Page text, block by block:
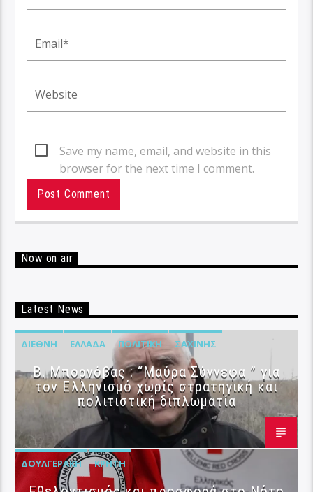
Save my name, email, and website in this
browser for the next time I comment.
Now on air
Latest News
ΔΙΕΘΝΉ ΕΛΛΆΔΑ ΠΟΛΙΤΙΚΉ ΣΑΧΊΝΗΣ
B. Μπορνόβας : “Μαύρα Σύννεφα ” για
τον Ελληνισμό χωρίς στρατηγική και
πολιτιστική διπλωματία
ΔΟΥΛΓΕΡΆΚΗ ΚΡΉΤΗ